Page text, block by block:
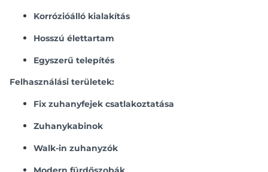
Korrózióálló kialakítás
Hosszú élettartam
Egyszerű telepítés
Felhasználási területek:
Fix zuhanyfejek csatlakoztatása
Zuhanykabinok
Walk-in zuhanyzók